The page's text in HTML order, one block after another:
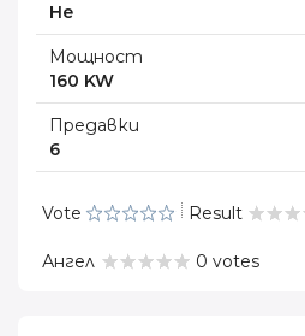
Не
Мощност
160 KW
Предавки
6
Vote Result
Ангел 0 votes